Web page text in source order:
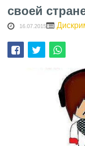
своей
16.07.2015